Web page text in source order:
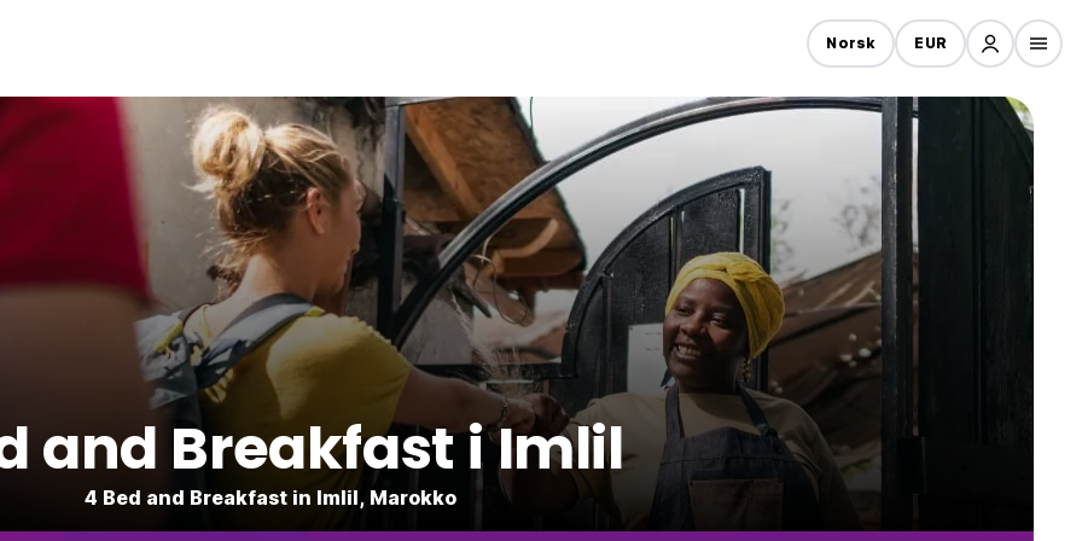
Norsk EUR
and Breakfast i Imlil
4 Bed and Breakfast in Imlil, Marokko